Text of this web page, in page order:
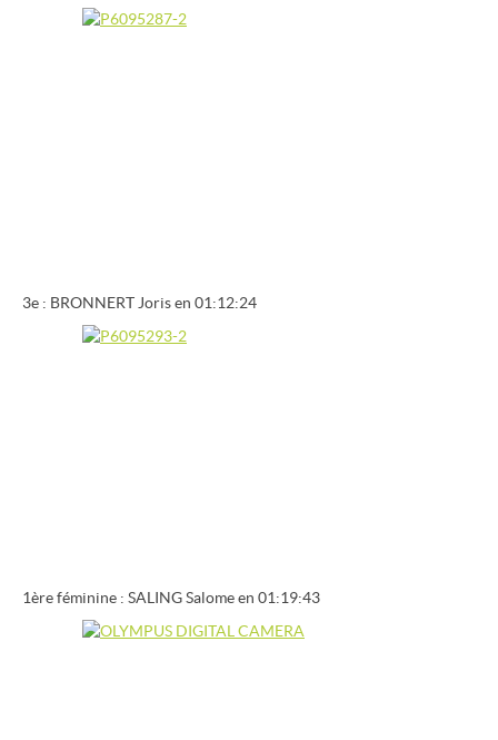
3e : BRONNERT Joris en 01:12:24
1ère féminine : SALING Salome en 01:19:43